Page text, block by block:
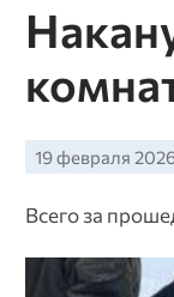
19 февраля
Всего за